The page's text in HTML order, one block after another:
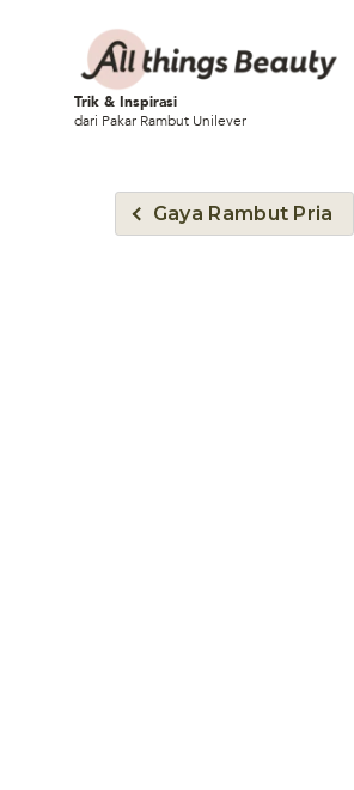
Trik & Inspirasi
dari Pakar Rambut Unilever
Gaya Rambut Pria